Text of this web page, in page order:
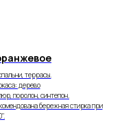
террасы.
дерево
поролон, синтепон.
бережная стирка при